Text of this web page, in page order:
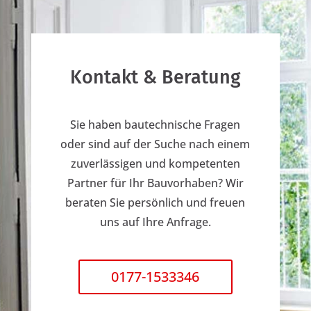
Kontakt & Beratung
Sie haben bautechnische Fragen
oder sind auf der Suche nach einem
zuverlässigen und kompetenten
Partner für Ihr Bauvorhaben? Wir
beraten Sie persönlich und freuen
uns auf Ihre Anfrage.
0177-1533346